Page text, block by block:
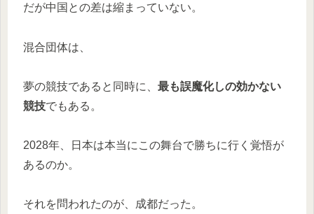
だが中国との差は縮まっていない。
混合団体は、
夢の競技であると同時に、 最も誤魔化しの効かない
競技でもある。
2028年、日本は本当にこの舞台で勝ちに行く覚悟が
あるのか。
それを問われたのが、成都だった。